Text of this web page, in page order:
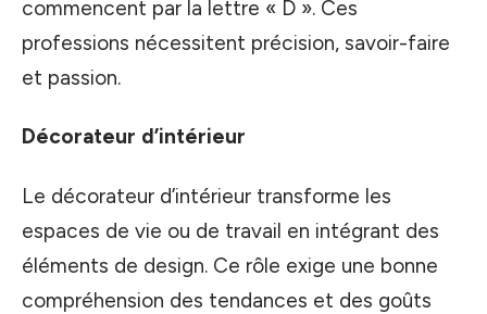
commencent par la lettre « D ». Ces
professions nécessitent précision, savoir-faire
et passion.
Décorateur d’intérieur
Le décorateur d’intérieur transforme les
espaces de vie ou de travail en intégrant des
éléments de design. Ce rôle exige une bonne
compréhension des tendances et des goûts